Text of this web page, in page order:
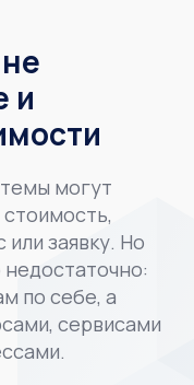
и
могут
или заявку. Но
по себе, а
сервисами